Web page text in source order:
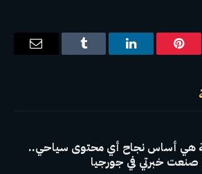
بينتيريستلينكدإن Tumblr
البريد
هي أساس نجاح أي محتوى سياحي..